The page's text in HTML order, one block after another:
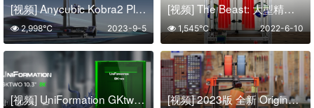
[视频] Anycubic Kobra2 Plus：高速FDM 3D打印机 智能且易用
2023-9-5
2,998℃
[视频] The Beast: 大型精密 4x 挤出机 3D打印机
2022-6-10
1,545℃
[视频] UniFormation GKtwo 8K 10.3英寸LCD光固化3D打印机 [视频] 2023版 全新 Original Prusa i3 MK3S+ 3D打印机